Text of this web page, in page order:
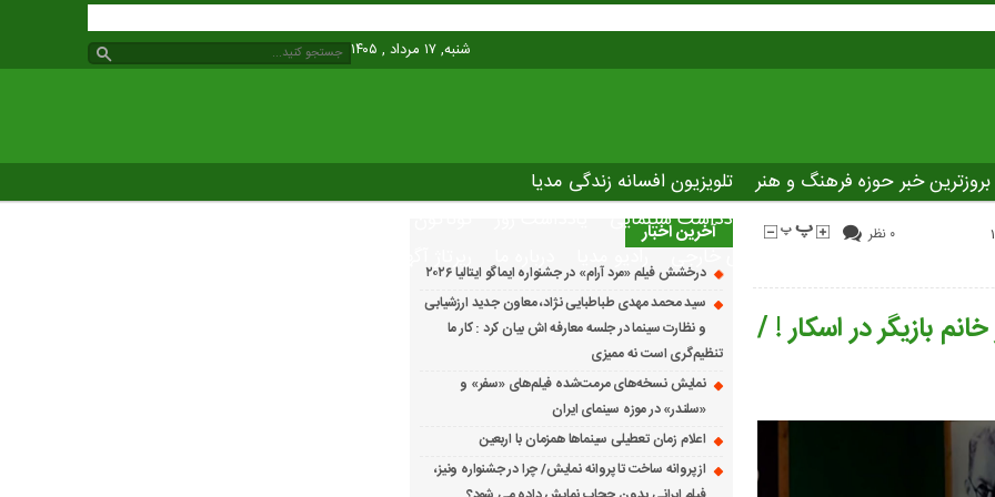
شنبه, ۱۷ مرداد , ۱۴۰۵
بروزترین خبر حوزه فرهنگ و هنر
تلویزیون افسانه زندگی مدیا
پلاس مدیا یادداشت سینمایی
دانلود فیلم های خارجی رادیو مدیا درباره ما
۰ نظر
بازیگر در اسکار ! /
آخرین اخبار
درخشش فیلم «مرد آرام» در جشنواره ایماگو ایتالیا ۲۰۲۶
سید محمد مهدی طباطبایی نژاد، معاون جدید ارزشیابی
و نظارت سینما در جلسه معارفه اش بیان کرد : کار ما
تنظیم‌گری است نه ممیزی
نمایش نسخه‌های مرمت‌شده فیلم‌های «سفر» و
«سلندر» در موزه سینمای ایران
اعلام زمان تعطیلی سینماها همزمان با اربعین
از پروانه ساخت تا پروانه نمایش/ چرا در جشنواره ونیز،